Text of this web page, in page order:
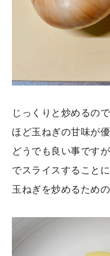
じっくりと炒めるの
ほど玉ねぎの甘味が
どうでも良い事です
でスライスすること
玉ねぎを炒めるため